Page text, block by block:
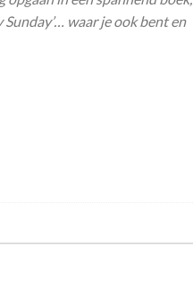
waar je ook bent en